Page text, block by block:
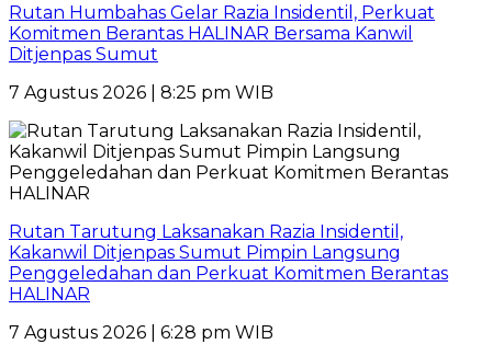
Rutan Humbahas Gelar Razia Insidentil, Perkuat
Komitmen Berantas HALINAR Bersama Kanwil
Ditjenpas Sumut
7 Agustus 2026 | 8:25 pm WIB
Rutan Tarutung Laksanakan Razia Insidentil,
Kakanwil Ditjenpas Sumut Pimpin Langsung
Penggeledahan dan Perkuat Komitmen Berantas
HALINAR
7 Agustus 2026 | 6:28 pm WIB